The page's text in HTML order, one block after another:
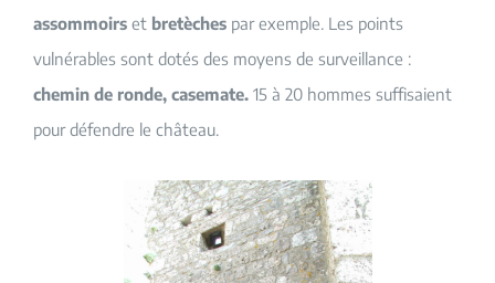
assommoirset bretèchespar exemple. Les points
vulnérables sont dotés des moyens de surveillance :
chemin de ronde, casemate.15 à 20 hommes suffisaient
pour défendre le château.